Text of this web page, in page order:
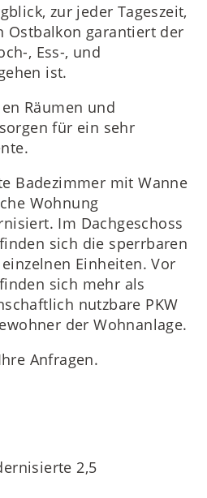
zur jeder Tageszeit,
Ostbalkon garantiert der
, Ess-, und
ist.
Räumen und
für ein sehr
Badezimmer mit Wanne
Wohnung
Im Dachgeschoss
sich die sperrbaren
Einheiten. Vor
sich mehr als
nutzbare PKW
der Wohnanlage.
Anfragen.
2,5